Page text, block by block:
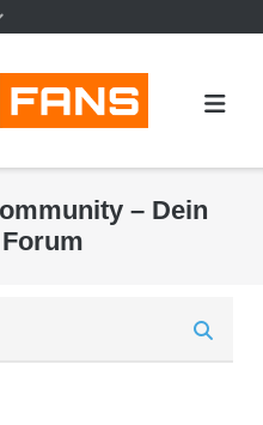
– Dein